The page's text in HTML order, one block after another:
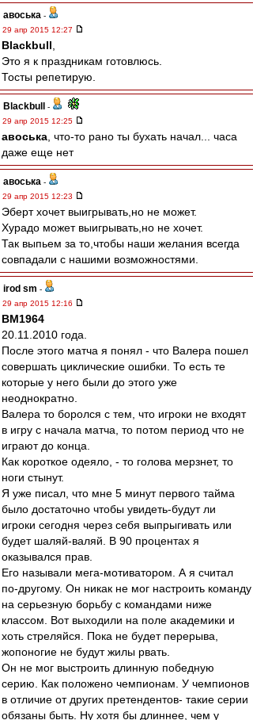
авоська -
29 апр 2015 12:27
Blackbull
Это я к праздникам готовлюсь.
Тосты репетирую.
Blackbull
-
29 апр 2015 12:25
авоська , что-то рано ты бухать начал... часа
даже еще нет
авоська -
29 апр 2015 12:23
Эберт хочет выигрывать,но не может.
Хурадо может выигрывать,но не хочет.
Так выпьем за то,чтобы наши желания всегда
совпадали с нашими возможностями.
irod sm -
29 апр 2015 12:16
BM1964
20.11.2010 года.
После этого матча я понял - что Валера пошел
совершать циклические ошибки. То есть те
которые у него были до этого уже
неоднократно.
Валера то боролся с тем, что игроки не входят
в игру с начала матча, то потом период что не
играют до конца.
Как короткое одеяло, - то голова мерзнет, то
ноги стынут.
Я уже писал, что мне 5 минут первого тайма
было достаточно чтобы увидеть-будут ли
игроки сегодня через себя выпрыгивать или
будет шаляй-валяй. В 90 процентах я
оказывался прав.
Его называли мега-мотиватором. А я считал
по-другому. Он никак не мог настроить команду
на серьезную борьбу с командами ниже
классом. Вот выходили на поле академики и
хоть стреляйся. Пока не будет перерыва,
жопоногие не будут жилы рвать.
Он не мог выстроить длинную победную
серию. Как положено чемпионам. У чемпионов
в отличие от других претендентов- такие серии
обязаны быть. Ну хотя бы длиннее, чем у